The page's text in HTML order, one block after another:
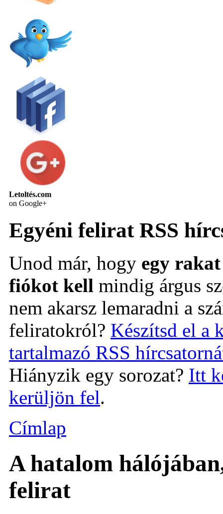
Letoltés.com
on Google+
Egyéni felirat RSS
Unod már, hogy egy
fiókot kell mindig árgus
nem akarsz lemaradni a
feliratokról? Készítsd el a
tartalmazó RSS
Hiányzik egy sorozat? Itt
kerüljön fel.
Címlap
A hatalom
felirat